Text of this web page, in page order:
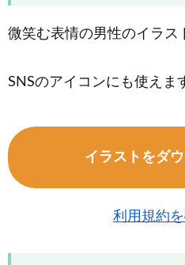
微笑む表情の男性のイラス
SNSのアイコンにも使えま
イラストをダ
利用規約